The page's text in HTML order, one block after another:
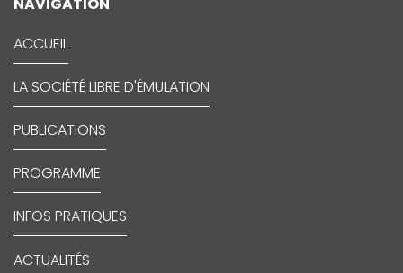
ACCUEIL
LA SOCIÉTÉ LIBRE D'ÉMULATION
PUBLICATIONS
PROGRAMME
INFOS PRATIQUES
ACTUALITÉS